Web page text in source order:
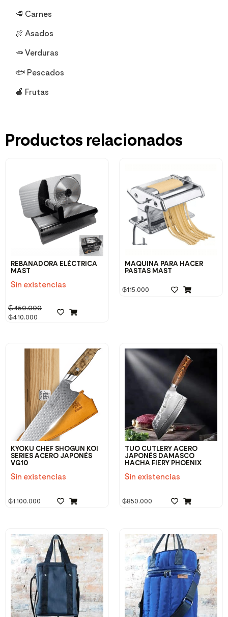
🥩 Carnes
🍖 Asados
🥕 Verduras
🐟 Pescados
🍎 Frutas
Productos relacionados
REBANADORA ELÉCTRICA
MAST
Sin existencias
₲450.000
₲410.000
MAQUINA PARA HACER
PASTAS MAST
₲115.000
KYOKU CHEF SHOGUN KOI
SERIES ACERO JAPONÉS
VG10
Sin existencias
₲1.100.000
TUO CUTLERY ACERO
JAPONÉS DAMASCO
HACHA FIERY PHOENIX
Sin existencias
₲850.000